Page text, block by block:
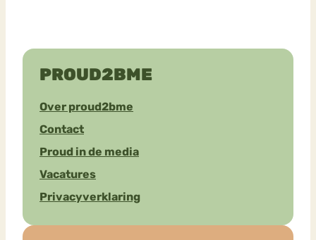
PROUD2BME
Over proud2bme
Contact
Proud in de media
Vacatures
Privacyverklaring